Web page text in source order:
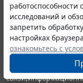
работоспособности
исследований и
запретить
настройках
ознакомьтесь с
© ООО "НПП
выпускается с 1990
являются
информации ГАРАНТ.
Портал ГАРАНТ.РУ
издания